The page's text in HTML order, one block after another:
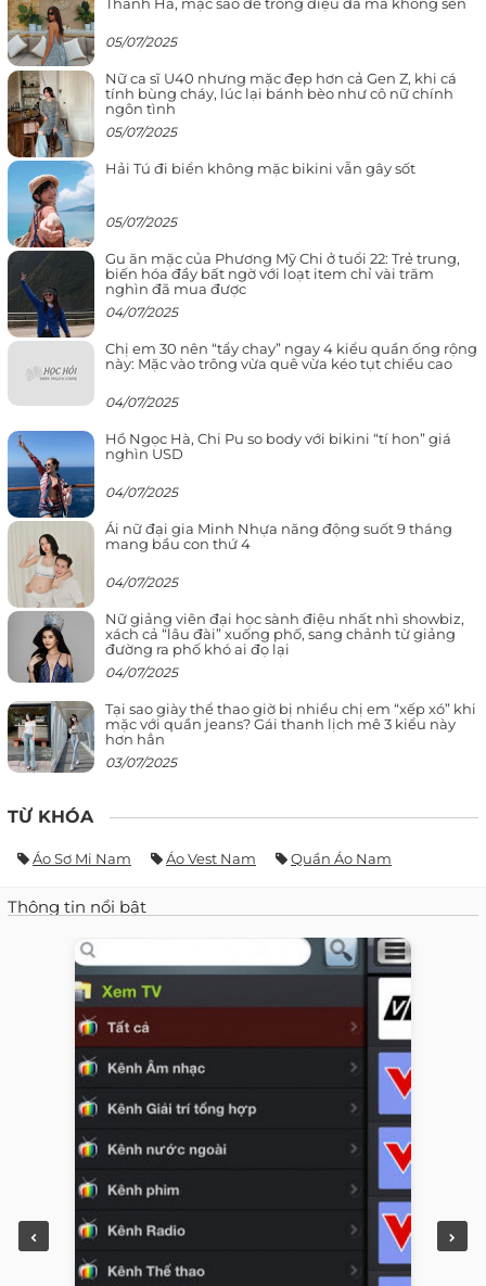
05/07/2025
Nữ ca sĩ U40 nhưng mặc đẹp hơn cả Gen Z, khi cá
tính bùng cháy, lúc lại bánh bèo như cô nữ chính
ngôn tình
05/07/2025
Hải Tú đi biển không mặc bikini vẫn gây sốt
05/07/2025
Gu ăn mặc của Phương Mỹ Chi ở tuổi 22: Trẻ trung,
biến hóa đầy bất ngờ với loạt item chỉ vài trăm
nghìn đã mua được
04/07/2025
Chị em 30 nên “tẩy chay” ngay 4 kiểu quần ống rộng
này: Mặc vào trông vừa quê vừa kéo tụt chiều cao
04/07/2025
Hồ Ngọc Hà, Chi Pu so body với bikini “tí hon” giá
nghìn USD
04/07/2025
Ái nữ đại gia Minh Nhựa năng động suốt 9 tháng
mang bầu con thứ 4
04/07/2025
Nữ giảng viên đại học sành điệu nhất nhì showbiz,
xách cả “lâu đài” xuống phố, sang chảnh từ giảng
đường ra phố khó ai đọ lại
04/07/2025
Tại sao giày thể thao giờ bị nhiều chị em “xếp xó” khi
mặc với quần jeans? Gái thanh lịch mê 3 kiểu này
hơn hẳn
03/07/2025
TỪ KHÓA
Áo Sơ Mi Nam Áo Vest Nam Quần Áo Nam
Thông tin nổi bật